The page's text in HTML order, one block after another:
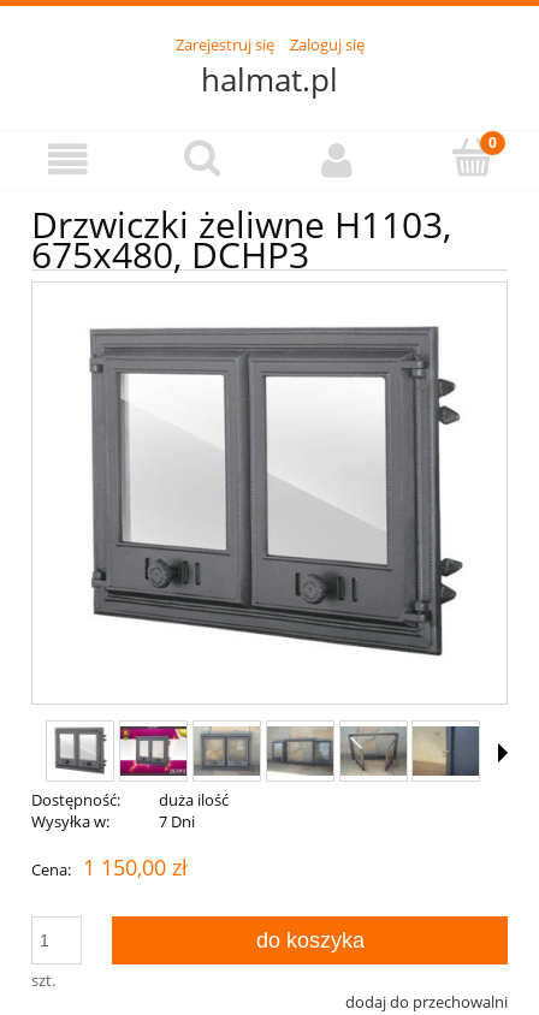
Zarejestruj się Zaloguj się
halmat.pl
Drzwiczki żeliwne H1103,
675x480, DCHP3
Dostępność:
duża ilość
Wysyłka w:
7 Dni
Cena: 1 150,00 zł
szt.
do koszyka
dodaj do przechowalni